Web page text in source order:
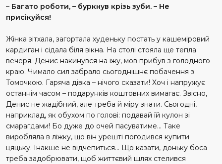
– Багато роботи, – буркнув крізь зуби. – Не
присікуйся!
Жінка зітхала, загортала худеньку постать у кашеміровий
кардиган і сідала біля вікна. На столі стояла ще тепла
вечеря. Денис накинувся на їжу, мов прибув з голодного
краю. Чимало сил забрало сьогоднішнє побачення з
Томочкою. Гаряча дівка – нічого сказати! Хоч і напружує
останнім часом – подарунків коштовних вимагає. Звісно,
Денис не жадібний, але треба й міру знати. Сьогодні,
наприклад, як обухом по голові: подавай їй кулон зі
смарагдами! Бо дуже до очей пасуватиме... Таке
виробляла в ліжку, що він урешті погодився купити
цяцьку. Інакше не відчепиться... Що казати, доньку боса
треба задобрювати, щоб життєвий шлях стелився